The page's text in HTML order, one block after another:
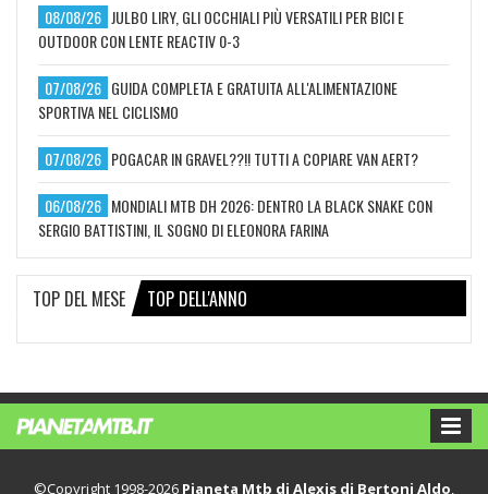
08/08/26 JULBO LIRY, GLI OCCHIALI PIÙ VERSATILI PER BICI E
OUTDOOR CON LENTE REACTIV 0-3
07/08/26 GUIDA COMPLETA E GRATUITA ALL'ALIMENTAZIONE
SPORTIVA NEL CICLISMO
07/08/26 POGACAR IN GRAVEL??!! TUTTI A COPIARE VAN AERT?
06/08/26 MONDIALI MTB DH 2026: DENTRO LA BLACK SNAKE CON
SERGIO BATTISTINI, IL SOGNO DI ELEONORA FARINA
TOP DEL MESE TOP DELL'ANNO
©Copyright 1998-2026 Pianeta Mtb di Alexis di Bertoni Aldo